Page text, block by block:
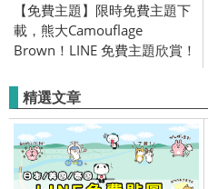
【免費主題】限時免費主題下
載，熊大Camouflage
Brown！LINE 免費主題欣賞！
2017/09/07
精選文章